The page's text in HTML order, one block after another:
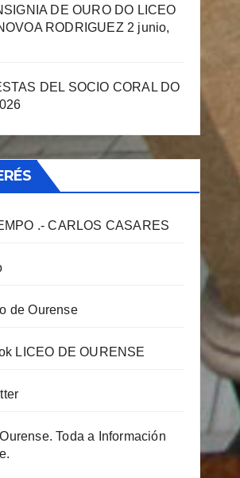
DE OURO DO LICEO
RODRIGUEZ 2 junio,
DEL SOCIO CORAL DO
.- CARLOS CASARES
de Ourense
LICEO DE OURENSE
Toda a Información